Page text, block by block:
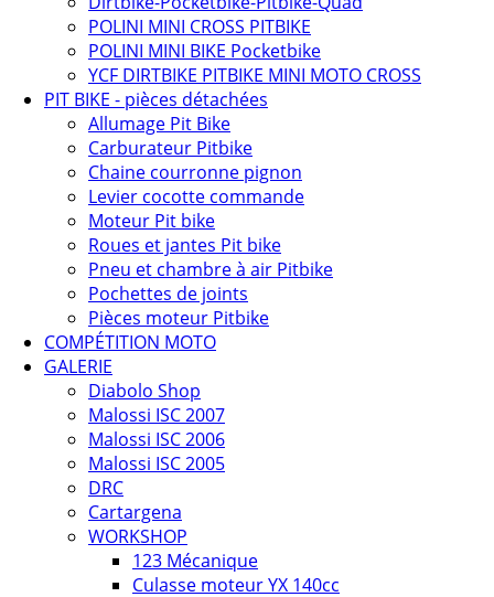
POLINI MINI CROSS PITBIKE
POLINI MINI BIKE Pocketbike
YCF DIRTBIKE PITBIKE MINI MOTO CROSS
PIT BIKE - pièces détachées
Allumage Pit Bike
Carburateur Pitbike
Chaine courronne pignon
Levier cocotte commande
Moteur Pit bike
Roues et jantes Pit bike
Pneu et chambre à air Pitbike
Pochettes de joints
Pièces moteur Pitbike
COMPÉTITION MOTO
GALERIE
Diabolo Shop
Malossi ISC 2007
Malossi ISC 2006
Malossi ISC 2005
DRC
Cartargena
WORKSHOP
123 Mécanique
Culasse moteur YX 140cc